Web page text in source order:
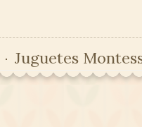
Juguetes